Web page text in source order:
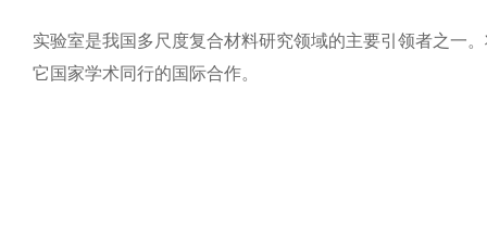
实验室是我国多尺度复合材料研究领域的主要引领者之一
它国家学术同行的国际合作。